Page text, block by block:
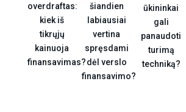
overdraftas:
kiek iš
tikrųjų
kainuoja
finansavimas?
šiandien
labiausiai
vertina
spręsdami
dėl verslo
finansavimo?
ūkininkai
gali
panaudoti
turimą
techniką?